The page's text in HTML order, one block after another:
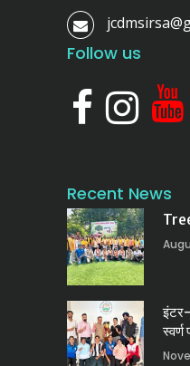
Follow us
Recent News
इंटर-